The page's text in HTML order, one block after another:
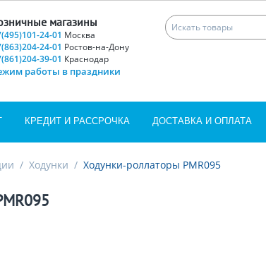
магазины
24-01 Москва
24-01 Ростов-на-Дону
39-01 Краснодар
работы в праздники
КРЕДИТ И РАССРОЧКА ДОСТАВКА И ОПЛАТА
/ Ходунки / Ходунки-роллаторы PMR095